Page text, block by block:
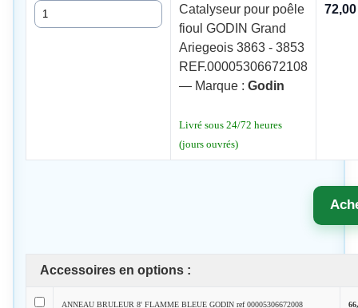
Quantité
Catalyseur pour poêle
fioul GODIN Grand
Ariegeois 3863 - 3853
REF.00005306672108
— Marque : Godin
Livré sous 24/72 heures
(jours ouvrés)
Accessoires en options :
ANNEAU BRULEUR 8' FLAMME BLEUE GODIN ref 00005306672008